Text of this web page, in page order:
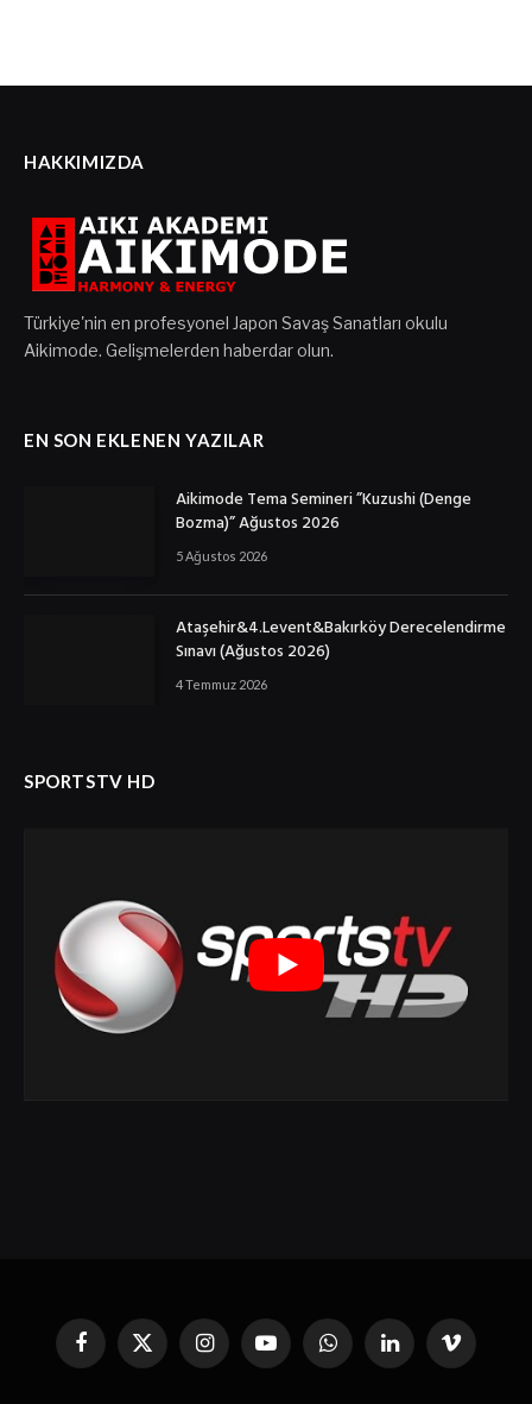
HAKKIMIZDA
Türkiye'nin en profesyonel Japon Savaş Sanatları okulu
Aikimode. Gelişmelerden haberdar olun.
EN SON EKLENEN YAZILAR
Aikimode Tema Semineri ”Kuzushi (Denge
Bozma)” Ağustos 2026
5 Ağustos 2026
Ataşehir&4.Levent&Bakırköy Derecelendirme
Sınavı (Ağustos 2026)
4 Temmuz 2026
SPORTSTV HD
Facebook
X
(Twitter)
InstagramYouTubeWhatsAppLinkedin'de
Paylaş
Vimeo